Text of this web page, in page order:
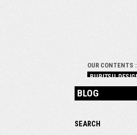
OUR CONTENTS :
BLOG
SEARCH